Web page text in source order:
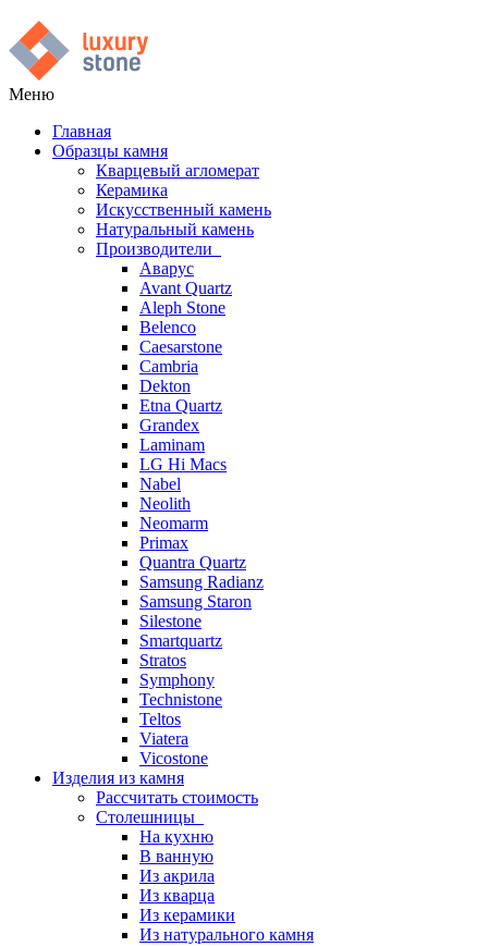
Меню
Главная
Образцы камня
Кварцевый агломерат
Керамика
Искусственный камень
Натуральный камень
Производители
Аварус
Avant Quartz
Aleph Stone
Belenco
Caesarstone
Cambria
Dekton
Etna Quartz
Grandex
Laminam
LG Hi Macs
Nabel
Neolith
Neomarm
Primax
Quantra Quartz
Samsung Radianz
Samsung Staron
Silestone
Smartquartz
Stratos
Symphony
Technistone
Teltos
Viatera
Vicostone
Изделия из камня
Рассчитать стоимость
Столешницы
На кухню
В ванную
Из акрила
Из кварца
Из керамики
Из натурального камня